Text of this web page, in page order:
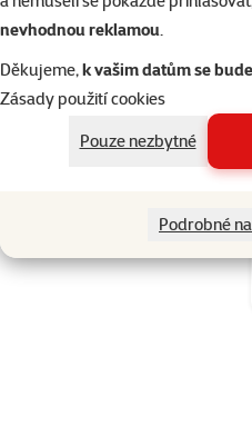
nevhodnou reklamou.
Děkujeme,k vašim datům se
Zásady použití cookies
Pouze nezbytné
Podrobné
Seřadit